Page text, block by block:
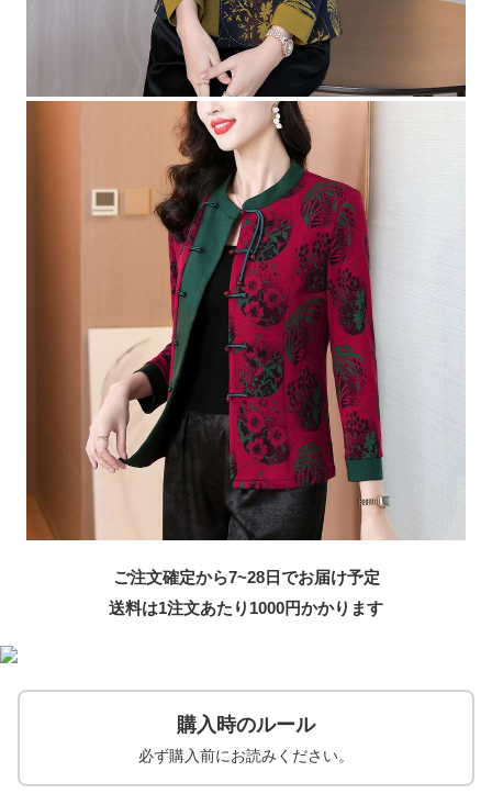
ご注文確定から7~28日でお届け予定
送料は1注文あたり 1000円かかります
購入時のルール
必ず購入前にお読みください。